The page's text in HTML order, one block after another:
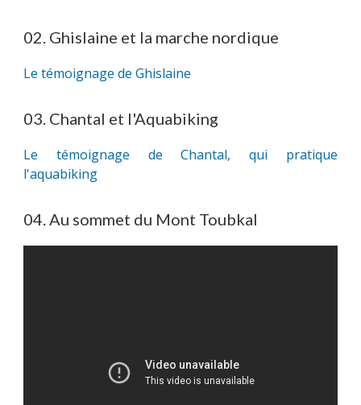
02. Ghislaine et la marche nordique
Le témoignage de Ghislaine
03. Chantal et l'Aquabiking
Le témoignage de Chantal, qui pratique
l'aquabiking
04. Au sommet du Mont Toubkal